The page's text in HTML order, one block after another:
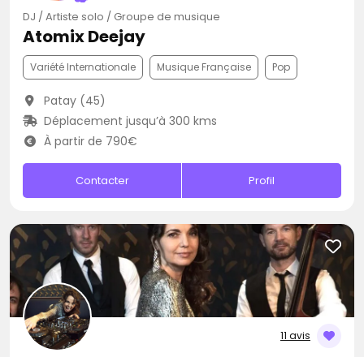
DJ / Artiste solo / Groupe de musique
Atomix Deejay
Variété Internationale Musique Française Pop
Patay (45)
Déplacement jusqu’à 300 kms
À partir de 790€
Contacter Profil
11 avis